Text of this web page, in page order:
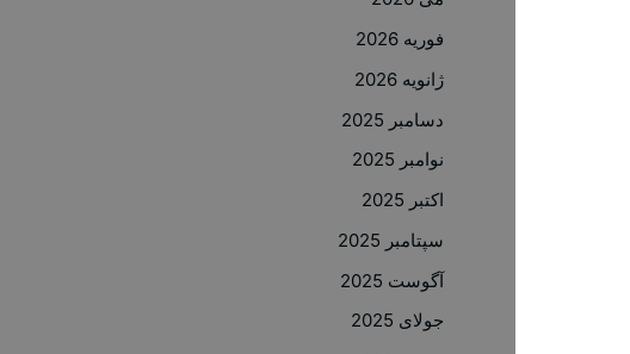
فوریه 2026
ژانویه 2026
دسامبر 2025
نوامبر 2025
اکتبر 2025
سپتامبر 2025
آگوست 2025
جولای 2025